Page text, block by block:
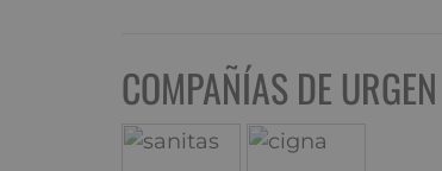
COMPAÑÍAS DE URGEN